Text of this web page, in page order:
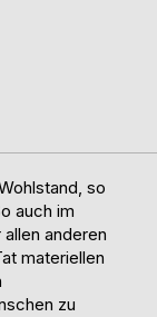
so
auch im
anderen
materiellen
zu